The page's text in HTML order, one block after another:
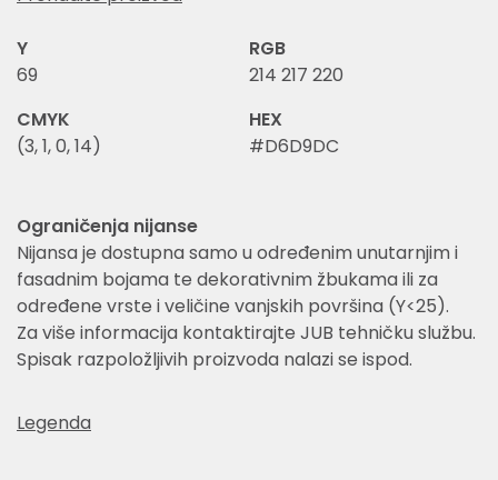
Y
69
RGB
214 217 220
CMYK
(3, 1, 0, 14)
HEX
#D6D9DC
Ograničenja nijanse
Nijansa je dostupna samo u određenim unutarnjim i
fasadnim bojama te dekorativnim žbukama ili za
određene vrste i veličine vanjskih površina (Y<25).
Za više informacija kontaktirajte JUB tehničku službu.
Spisak razpoložljivih proizvoda nalazi se ispod.
Legenda